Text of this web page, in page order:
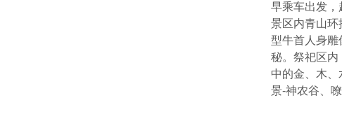
早乘车出发
景区内青山环
型牛首人身雕
秘。祭祀区内
中的金、木
景-神农谷、